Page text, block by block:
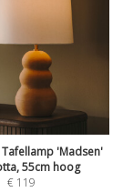
Tafellamp 'Madsen'
55cm hoog
€ 119